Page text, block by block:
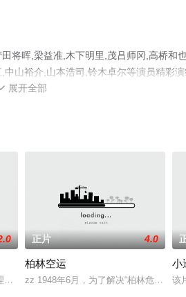
将晖,梁益准,木下明里,茂吕师冈,高桥和
山裕介,山本浩司,铃木卓尔等演员精彩
移步至豆瓣电影、电视猫或剧情网等平台
展开全部
向媒体寄一封信，留下密码、线索，向警方
动作文艺片，一名刚出狱的囚犯，他回到
正片 4.0
柏林空运
zz 1948年6月，为了解决“柏林危机”，
小
该